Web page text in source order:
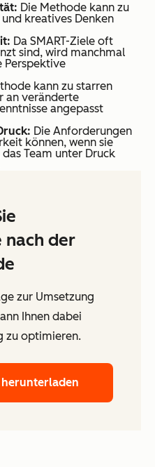
Die Methode kann zu
kreatives Denken
Da SMART-Ziele oft
sind, wird manchmal
Perspektive
kann zu starren
an veränderte
angepasst
Die Anforderungen
können, wenn sie
Team unter Druck
nach der
zur Umsetzung
Ihnen dabei
zu optimieren.